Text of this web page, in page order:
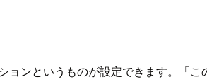
ンというものが設定できます。「